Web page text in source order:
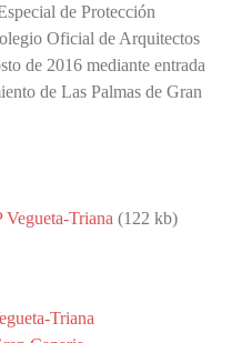
de Protección
Oficial de Arquitectos
de 2016 mediante entrada
de Las Palmas de Gran
Triana (122 kb)
Triana